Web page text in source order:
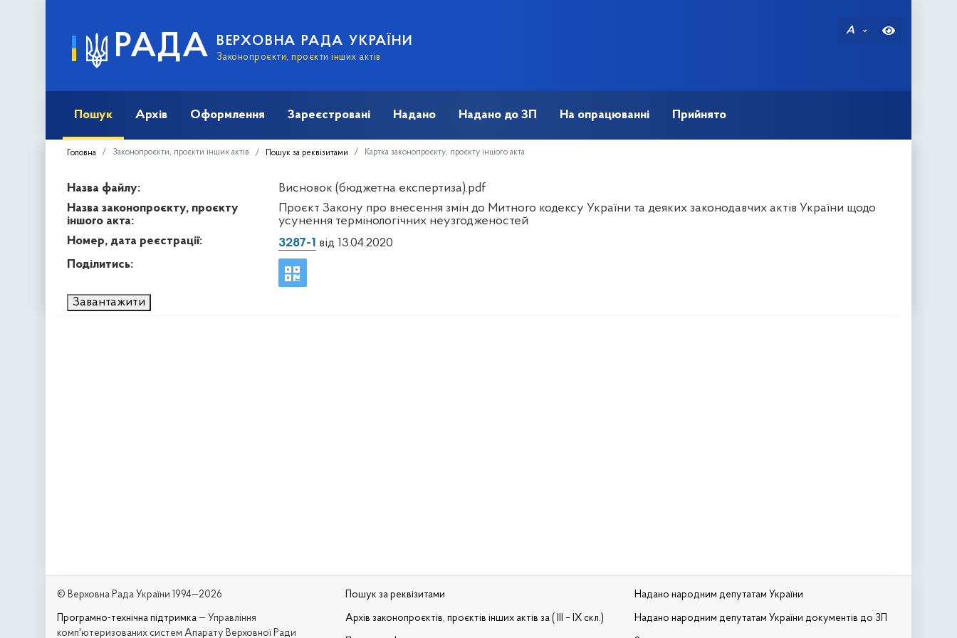
РАДА ВЕРХОВНА РАДА УКРАЇНИ
Законопроєкти, проєкти інших актів
A
Пошук Архів Оформлення Зареєстровані Надано Надано до ЗП На опрацюванні Прийнято
Головна Законопроєкти, проєкти інших актів Пошук за реквізитами Картка законопроєкту, проєкту іншого акта
Назва файлу:
Висновок (бюджетна експертиза).pdf
Назва законопроєкту, проєкту
іншого акта:
Проєкт Закону про внесення змін до Митного кодексу України та деяких законодавчих актів України щодо
усунення термінологічних неузгодженостей
Номер, дата реєстрації:
3287-1 від 13.04.2020
Поділитись:
Завантажити
© Верховна Рада України 1994—2026
Програмно-технічна підтримка — Управління
комп'ютеризованих систем Апарату Верховної Ради
Пошук за реквізитами
Архів законопроєктів, проєктів інших актів за ( III – IX скл.)
Надано народним депутатам України
Надано народним депутатам України документів до ЗП